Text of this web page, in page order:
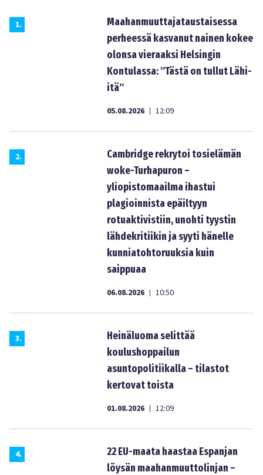
1.
Maahanmuuttajataustaisessa
perheessä kasvanut nainen kokee
olonsa vieraaksi Helsingin
Kontulassa: ”Tästä on tullut Lähi-
itä”
05.08.2026 | 12:09
2.
Cambridge rekrytoi tosielämän
woke-Turhapuron –
yliopistomaailma ihastui
plagioinnista epäiltyyn
rotuaktivistiin, unohti tyystin
lähdekritiikin ja syyti hänelle
kunniatohtoruuksia kuin
saippuaa
06.08.2026 | 10:50
3.
Heinäluoma selittää
koulushoppailun
asuntopolitiikalla – tilastot
kertovat toista
01.08.2026 | 12:09
4.
22 EU-maata haastaa Espanjan
löysän maahanmuuttolinjan –